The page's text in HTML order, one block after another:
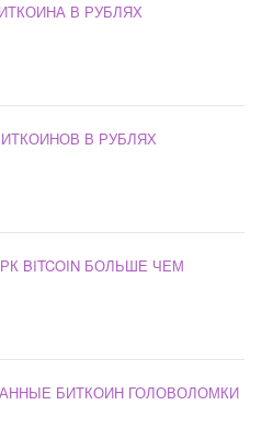
В РУБЛЯХ
В РУБЛЯХ
BITCOIN БОЛЬШЕ ЧЕМ
БИТКОИН ГОЛОВОЛОМКИ